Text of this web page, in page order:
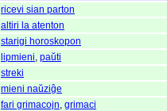
ricevi sian parton
altiri la atenton
starigi horoskopon
lipmieni paŭti
streki
mieni naŭziĝe
fari grimacojn grimaci